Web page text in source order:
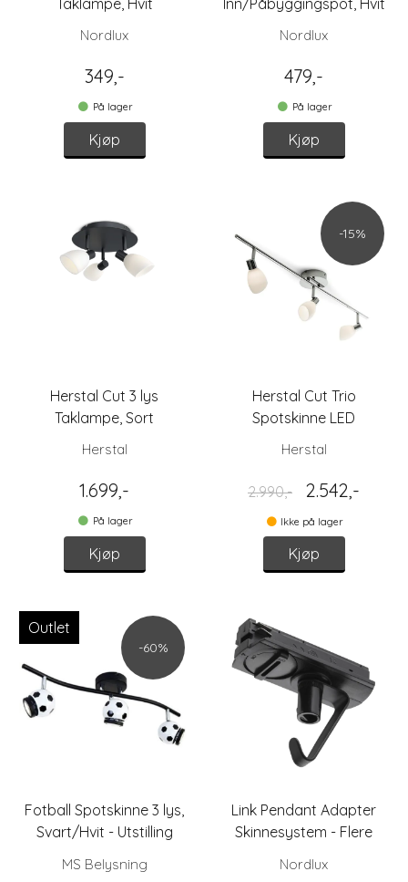
Nordlux
349,-
På lager
Kjøp
Nordlux
479,-
På lager
Kjøp
Herstal Cut 3 lys
Taklampe, Sort
Herstal
1.699,-
På lager
Kjøp
-15%
Herstal Cut Trio
Spotskinne LED
Herstal
2.990,- 2.542,-
Ikke på lager
Kjøp
Outlet
-60%
Fotball Spotskinne 3 lys,
Svart/Hvit - Utstilling
MS Belysning
Link Pendant Adapter
Skinnesystem - Flere
Nordlux